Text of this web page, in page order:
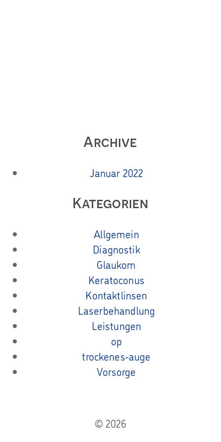
Archive
Januar 2022
Kategorien
Allgemein
Diagnostik
Glaukom
Keratoconus
Kontaktlinsen
Laserbehandlung
Leistungen
op
trockenes-auge
Vorsorge
© 2026